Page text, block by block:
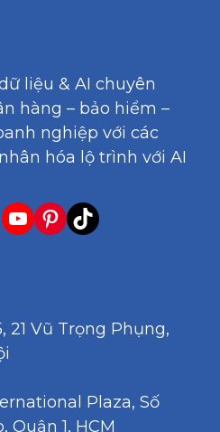
liệu & AI chuyên
hàng – bảo hiểm –
nghiệp với các
hóa lộ trình với AI
21 Vũ Trọng Phụng,
Plaza, Số
Quận 1, HCM